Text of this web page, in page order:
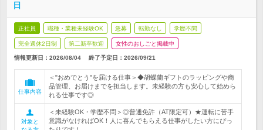
日
正社員 職種・業種未経験OK 急募 転勤なし 学歴不問
完全週休2日制 第二新卒歓迎 女性のおしごと掲載中
情報更新日：2026/08/04 終了予定日： 2026/09/21
仕事内容
＜"おめでとう"を届ける仕事＞◆胡蝶蘭ギフトのラッピングや商
品管理、お届けまでを担当します。未経験の方も安心して始めら
れる仕事です◎
対象と
＜未経験OK・学歴不問＞◎普通免許（AT限定可）★運転に苦手
意識がなければOK！人に喜んでもらえる仕事がしたい方にぴっ